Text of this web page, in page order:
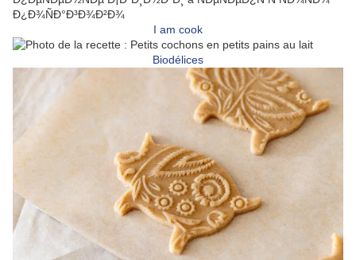
I am cook
Biodélices